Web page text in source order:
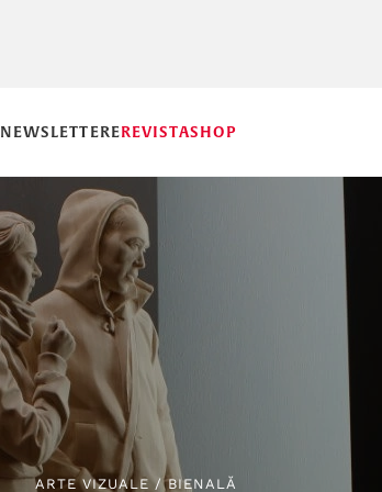
NEWSLETTEREREVISTASHOP
ARTE VIZUALE /BIENALĂ